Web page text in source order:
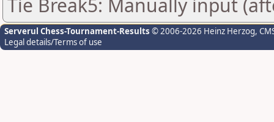
Tie Break5: Manually input
Serverul Chess-Tournament-Results © 2006-2026 Heinz Herzog,
Legal details/Terms of use